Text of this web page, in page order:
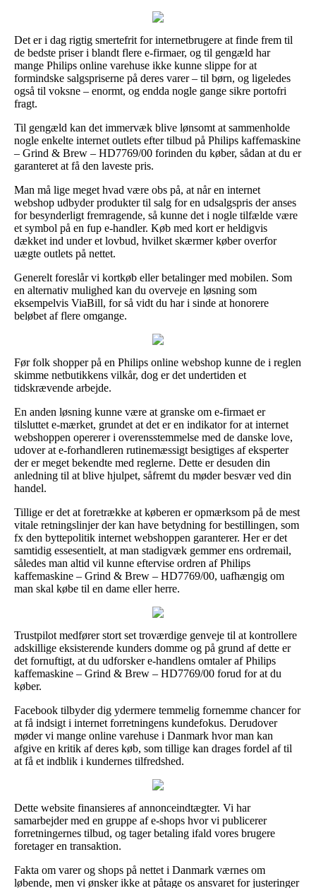
Det er i dag rigtig smertefrit for internetbrugere at finde frem til
de bedste priser i blandt flere e-firmaer, og til gengæld har
mange Philips online varehuse ikke kunne slippe for at
formindske salgspriserne på deres varer – til børn, og ligeledes
også til voksne – enormt, og endda nogle gange sikre portofri
fragt.
Til gengæld kan det immervæk blive lønsomt at sammenholde
nogle enkelte internet outlets efter tilbud på Philips kaffemaskine
– Grind & Brew – HD7769/00 forinden du køber, sådan at du er
garanteret at få den laveste pris.
Man må lige meget hvad være obs på, at når en internet
webshop udbyder produkter til salg for en udsalgspris der anses
for besynderligt fremragende, så kunne det i nogle tilfælde være
et symbol på en fup e-handler. Køb med kort er heldigvis
dækket ind under et lovbud, hvilket skærmer køber overfor
uægte outlets på nettet.
Generelt foreslår vi kortkøb eller betalinger med mobilen. Som
en alternativ mulighed kan du overveje en løsning som
eksempelvis ViaBill, for så vidt du har i sinde at honorere
beløbet af flere omgange.
Før folk shopper på en Philips online webshop kunne de i reglen
skimme netbutikkens vilkår, dog er det undertiden et
tidskrævende arbejde.
En anden løsning kunne være at granske om e-firmaet er
tilsluttet e-mærket, grundet at det er en indikator for at internet
webshoppen opererer i overensstemmelse med de danske love,
udover at e-forhandleren rutinemæssigt besigtiges af eksperter
der er meget bekendte med reglerne. Dette er desuden din
anledning til at blive hjulpet, såfremt du møder besvær ved din
handel.
Tillige er det at foretrække at køberen er opmærksom på de mest
vitale retningslinjer der kan have betydning for bestillingen, som
fx den byttepolitik internet webshoppen garanterer. Her er det
samtidig essesentielt, at man stadigvæk gemmer ens ordremail,
således man altid vil kunne eftervise ordren af Philips
kaffemaskine – Grind & Brew – HD7769/00, uafhængig om
man skal købe til en dame eller herre.
Trustpilot medfører stort set troværdige genveje til at kontrollere
adskillige eksisterende kunders domme og på grund af dette er
det fornuftigt, at du udforsker e-handlens omtaler af Philips
kaffemaskine – Grind & Brew – HD7769/00 forud for at du
køber.
Facebook tilbyder dig ydermere temmelig fornemme chancer for
at få indsigt i internet forretningens kundefokus. Derudover
møder vi mange online varehuse i Danmark hvor man kan
afgive en kritik af deres køb, som tillige kan drages fordel af til
at få et indblik i kundernes tilfredshed.
Dette website finansieres af annonceindtægter. Vi har
samarbejder med en gruppe af e-shops hvor vi publicerer
forretningernes tilbud, og tager betaling ifald vores brugere
foretager en transaktion.
Fakta om varer og shops på nettet i Danmark værnes om
løbende, men vi ønsker ikke at påtage os ansvaret for justeringer